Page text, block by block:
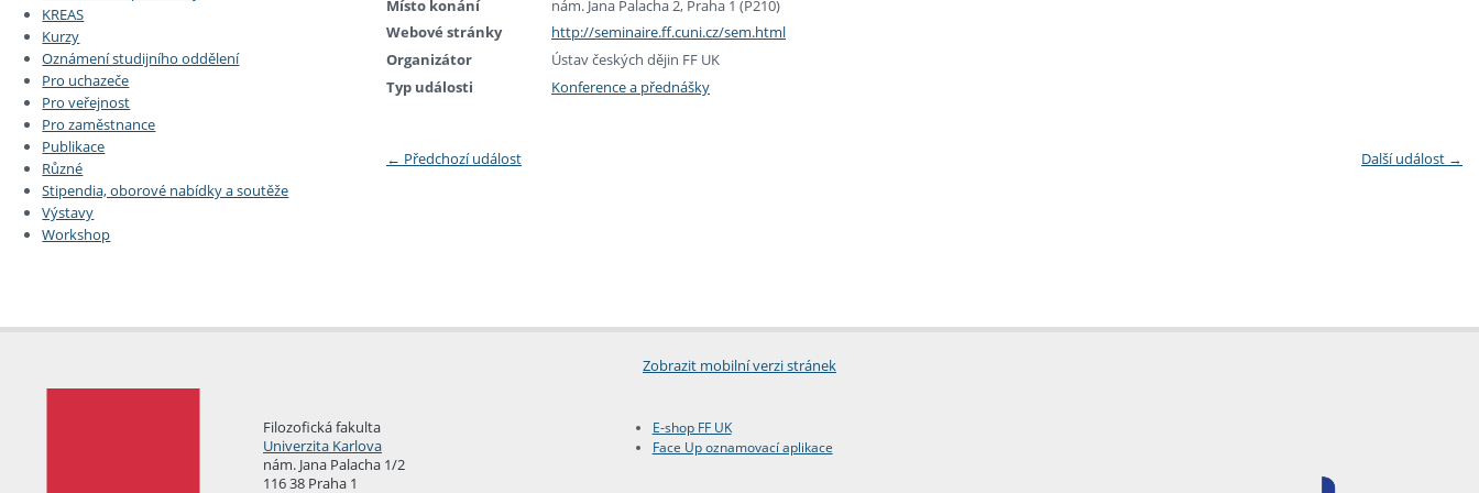
KREAS
Kurzy
Oznámení studijního oddělení
Pro uchazeče
Pro veřejnost
Pro zaměstnance
Publikace
Různé
Stipendia, oborové nabídky a soutěže
Výstavy
Workshop
Místo konání
nám. Jana Palacha 2, Praha 1 (P210)
Webové stránky
http://seminaire.ff.cuni.cz/sem.html
Organizátor
Ústav českých dějin FF UK
Typ události
Konference a přednášky
← Předchozí událost Další událost →
Zobrazit mobilní verzi stránek
Filozofická fakulta
Univerzita Karlova
nám. Jana Palacha 1/2
116 38 Praha 1
E-shop FF UK
Face Up oznamovací aplikace